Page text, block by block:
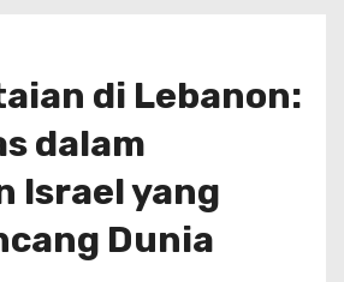
di Lebanon:
dalam
Israel yang
Dunia